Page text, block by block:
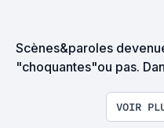
Scènes&paroles
"choquantes"ou pas.
VOIR